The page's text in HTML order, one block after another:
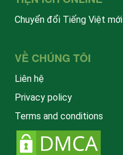
Chuyển đổi Tiếng Việt mới
VỀ CHÚNG TÔI
Liên hệ
Privacy policy
Terms and conditions